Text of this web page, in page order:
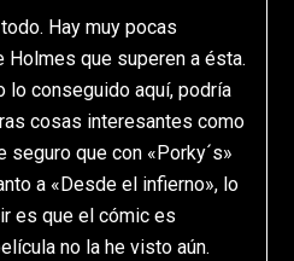
Hay muy pocas
Holmes que superen a ésta.
lo conseguido aquí, podría
cosas interesantes como
seguro que con «Porky´s»
a «Desde el infierno», lo
es que el cómic es
no la he visto aún.